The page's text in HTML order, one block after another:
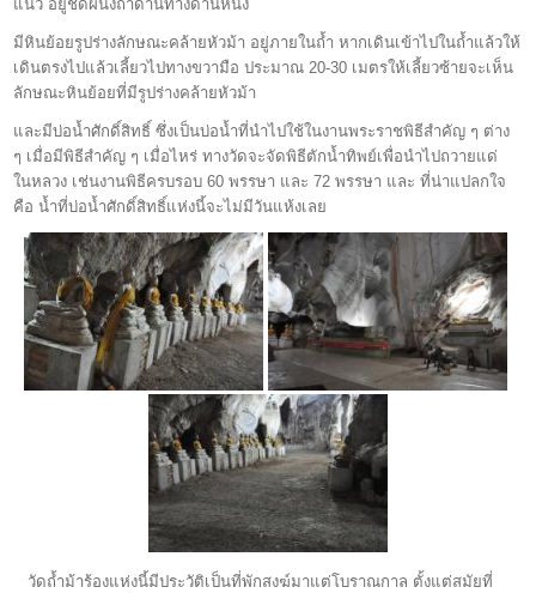
แนว อยู่ชิดผนังถ้ำด้านทางด้านหนึ่ง
มีหินย้อยรูปร่างลักษณะคล้ายหัวม้า อยู่ภายในถ้ำ หากเดินเข้าไปในถ้ำแล้วให้
เดินตรงไปแล้วเลี้ยวไปทางขวามือ ประมาณ 20-30 เมตรให้เลี้ยวซ้ายจะเห็น
ลักษณะหินย้อยที่มีรูปร่างคล้ายหัวม้า
และมีบ่อน้ำศักดิ์สิทธิ์ ซึ่งเป็นบ่อน้ำที่นำไปใช้ในงานพระราชพิธีสำคัญ ๆ ต่าง
ๆ เมื่อมีพิธีสำคัญ ๆ เมื่อไหร่ ทางวัดจะจัดพิธีตักน้ำทิพย์เพื่อนำไปถวายแด่
ในหลวง เช่นงานพิธีครบรอบ 60 พรรษา และ 72 พรรษา และ ที่น่าแปลกใจ
คือ น้ำที่บ่อน้ำศักดิ์สิทธิ์แห่งนี้จะไม่มีวันแห้งเลย
วัดถ้ำม้าร้องแห่งนี้มีประวัติเป็นที่พักสงฆ์มาแต่โบราณกาล ตั้งแต่สมัยที่